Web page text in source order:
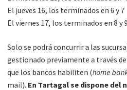
El jueves 16, los terminados en 6 y 7
El viernes 17, los terminados en 8 y
Solo se podrá concurrir a las
gestionado previamente a través
que los bancos habiliten (home
mail). En Tartagal se dispone del